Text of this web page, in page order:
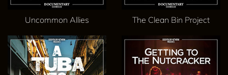
Uncommon Allies The Clean Bin Project